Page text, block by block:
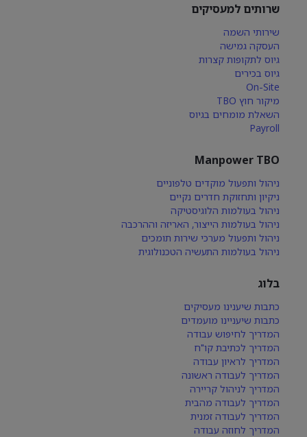
שרותים למעסיקים
שירותי השמה
העסקה גמישה
גיוס לתקופות קצרות
גיוס בכירים
On-Site
מיקור חוץ TBO
השאלת מומחים בגיוס
Payroll
Manpower TBO
ניהול ותפעול מוקדים טלפוניים
ניקיון ותחזוקת חדרים נקיים
ניהול בעולמות הלוגיסטיקה
ניהול בעולמות הייצור, האריזה וההרכבה
ניהול ותפעול מערכי שירות תומכים
ניהול בעולמות התעשיה הטכנולוגית
בלוג
כתבות שיענינו מעסיקים
כתבות שיעניינו מועמדים
המדריך לחיפוש עבודה
המדריך לכתיבת קו"ח
המדריך לראיון עבודה
המדריך לעבודה ראשונה
המדריך לניהול קריירה
המדריך לעבודה מהבית
המדריך לעבודה זמנית
המדריך לחוזה עבודה